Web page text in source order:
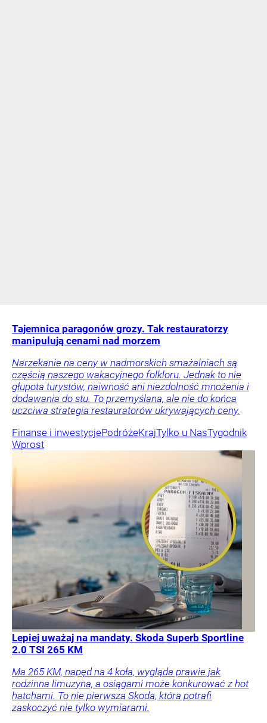
Tajemnica paragonów grozy. Tak restauratorzy
manipulują cenami nad morzem
Narzekanie na ceny w nadmorskich smażalniach są
częścią naszego wakacyjnego folkloru. Jednak to nie
głupota turystów, naiwność ani niezdolność mnożenia i
dodawania do stu. To przemyślana, ale nie do końca
uczciwa strategia restauratorów ukrywających ceny.
Finanse i inwestycjePodróżeKrajTylko u NasTygodnik
Wprost
Lepiej uważaj na mandaty. Skoda Superb Sportline
2.0 TSI 265 KM
Ma 265 KM, napęd na 4 koła, wygląda prawie jak
rodzinna limuzyna, a osiągami może konkurować z hot
hatchami. To nie pierwsza Skoda, która potrafi
zaskoczyć nie tylko wymiarami.